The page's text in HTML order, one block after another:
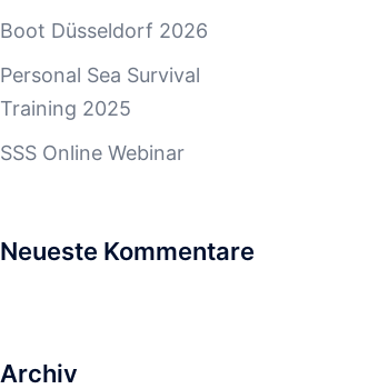
Boot Düsseldorf 2026
Personal Sea Survival
Training 2025
SSS Online Webinar
Neueste Kommentare
Archiv